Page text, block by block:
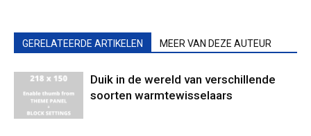
GERELATEERDE ARTIKELEN MEER VAN DEZE AUTEUR
Duik in de wereld van verschillende
soorten warmtewisselaars